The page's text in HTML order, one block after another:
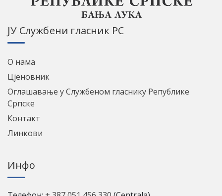
ЈУ Службени гласник РС
О нама
Цјеновник
Оглашавање у Службеном гласнику Републике
Српске
Контакт
Линкови
Инфо